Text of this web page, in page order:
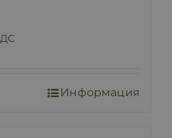
Информация